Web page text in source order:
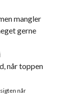
mangler
gerne
når toppen
når